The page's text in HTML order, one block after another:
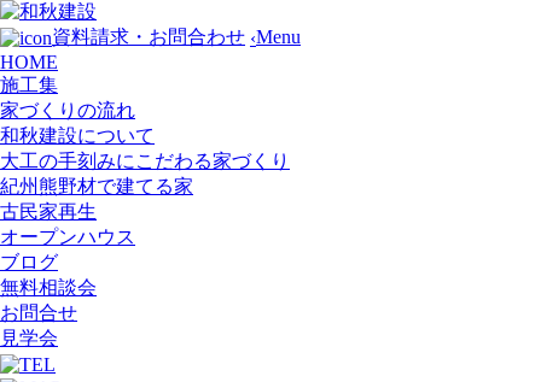
資料請求・お問合わせ ‹Menu
HOME
施工集
家づくりの流れ
和秋建設について
大工の手刻みにこだわる家づくり
紀州熊野材で建てる家
古民家再生
オープンハウス
ブログ
無料相談会
お問合せ
見学会